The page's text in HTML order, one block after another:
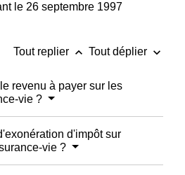
le 26 septembre 1997
Tout replier keyboard_arrow_up Tout déplier keyboard_arrow_down
revenu à payer sur les
vie ?
d'impôt sur
vie ?